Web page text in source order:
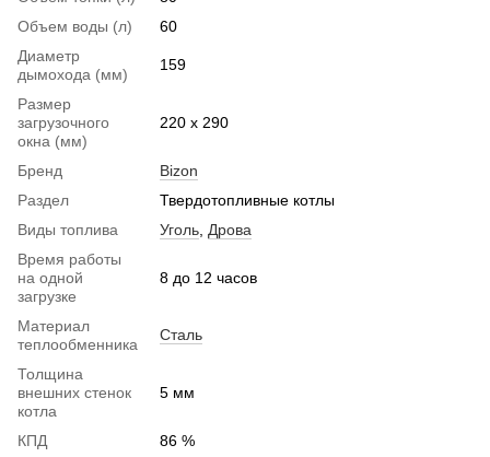
Объем воды (л)
60
Диаметр
дымохода (мм)
159
Размер
загрузочного
окна (мм)
220 х 290
Бренд
Bizon
Раздел
Твердотопливные котлы
Виды топлива
Уголь Дрова
Время работы
на одной
загрузке
8 до 12 часов
Материал
теплообменника
Сталь
Толщина
внешних стенок
котла
5 мм
КПД
86 %